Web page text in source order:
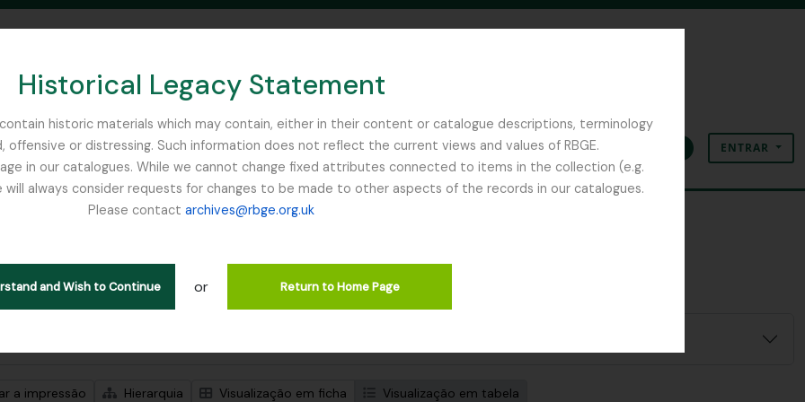
Historical Legacy Statement
historic materials which may contain, either in their content or catalogue descriptions, terminology
or distressing. Such information does not reflect the current views and values of RBGE.
in our catalogues. While we cannot change fixed attributes connected to items in the collection (e.g.
always consider requests for changes to be made to other aspects of the records in our catalogues.
Please contact archives@rbge.org.uk
and Wish to Continue or Return to Home Page
SEARCH IN BROWSE PAGE
Área de transferência
Idioma Ligações rápidas
ENTRAR
3 resultados
de nível superior Remove filter:
Botany
a impressão Hierarquia Visualização em ficha
Visualização em tabela